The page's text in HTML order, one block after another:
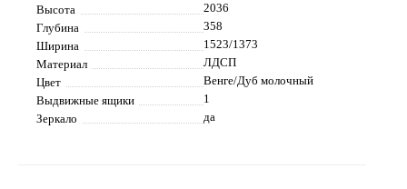
Высота
2036
Глубина
358
Ширина
1523/1373
Материал
ЛДСП
Цвет
Венге/Дуб молочный
Выдвижные ящики
1
Зеркало
да